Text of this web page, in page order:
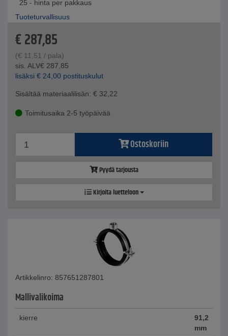
25 - hinta per pakkaus
Tuoteturvallisuus
€287,85
(€ 11,51 / pala)
sis. ALV€ 287,85
lisäksi € 24,00 postituskulut
Sisältää materiaalilisän: € 32,22
Toimitusaika 2-5 työpäivää
Ostoskoriin
Pyydä tarjousta
Kirjoita luetteloon
Artikkelinro: 857651287801
Mallivalikoima
kierre
91,2
mm